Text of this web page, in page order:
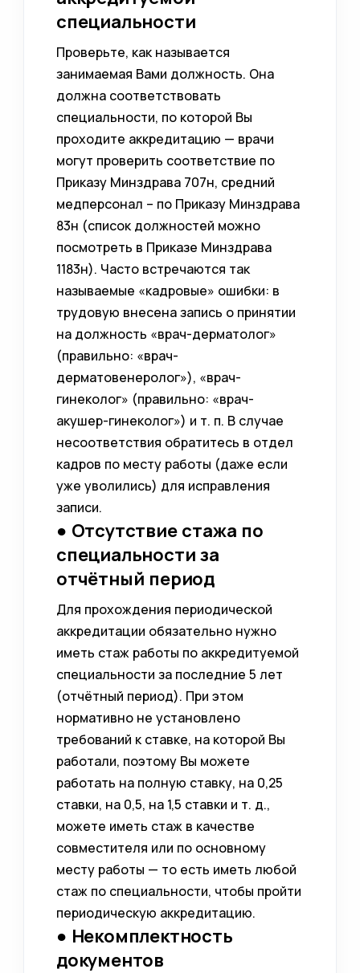
специальности
Проверьте, как называется
занимаемая Вами должность. Она
должна соответствовать
специальности, по которой Вы
проходите аккредитацию — врачи
могут проверить соответствие по
Приказу Минздрава 707н, средний
медперсонал – по Приказу Минздрава
83н (список должностей можно
посмотреть в Приказе Минздрава
1183н). Часто встречаются так
называемые «кадровые» ошибки: в
трудовую внесена запись о принятии
на должность «врач-дерматолог»
(правильно: «врач-
дерматовенеролог»), «врач-
гинеколог» (правильно: «врач-
акушер-гинеколог») и т. п. В случае
несоответствия обратитесь в отдел
кадров по месту работы (даже если
уже уволились) для исправления
записи.
● Отсутствие стажа по
специальности за
отчётный период
Для прохождения периодической
аккредитации обязательно нужно
иметь стаж работы по аккредитуемой
специальности за последние 5 лет
(отчётный период). При этом
нормативно не установлено
требований к ставке, на которой Вы
работали, поэтому Вы можете
работать на полную ставку, на 0,25
ставки, на 0,5, на 1,5 ставки и т. д.,
можете иметь стаж в качестве
совместителя или по основному
месту работы — то есть иметь любой
стаж по специальности, чтобы пройти
периодическую аккредитацию.
● Некомплектность
документов